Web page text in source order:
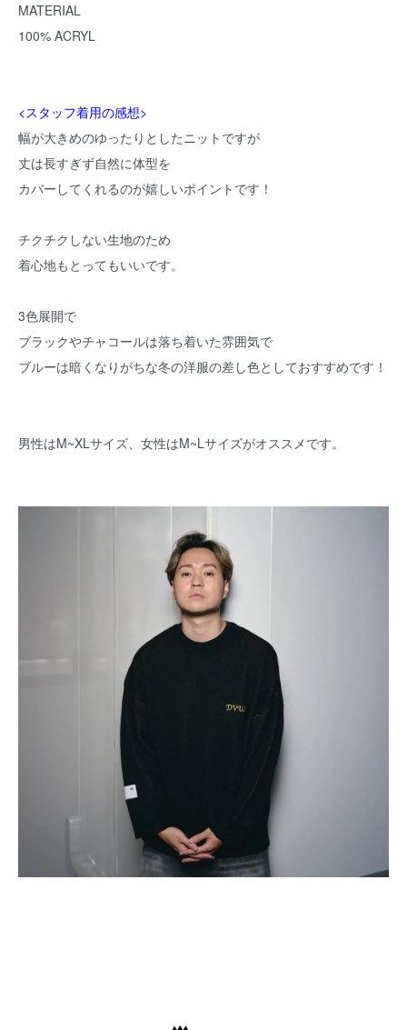
MATERIAL
100% ACRYL
<スタッフ着用の感想>
幅が大きめのゆったりとしたニットですが
丈は長すぎず自然に体型を
カバーしてくれるのが嬉しいポイントです！
チクチクしない生地のため
着心地もとってもいいです。
3色展開で
ブラックやチャコールは落ち着いた雰囲気で
ブルーは暗くなりがちな冬の洋服の差し色としておすすめです！
男性はM~XLサイズ、女性はM~Lサイズがオススメです。